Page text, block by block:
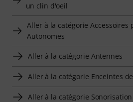
un clin d'oeil
Aller à la catégorie Accessoires
Autonomes
Aller à la catégorie Antennes
Aller à la catégorie Enceintes
Aller à la catégorie Sonorisation